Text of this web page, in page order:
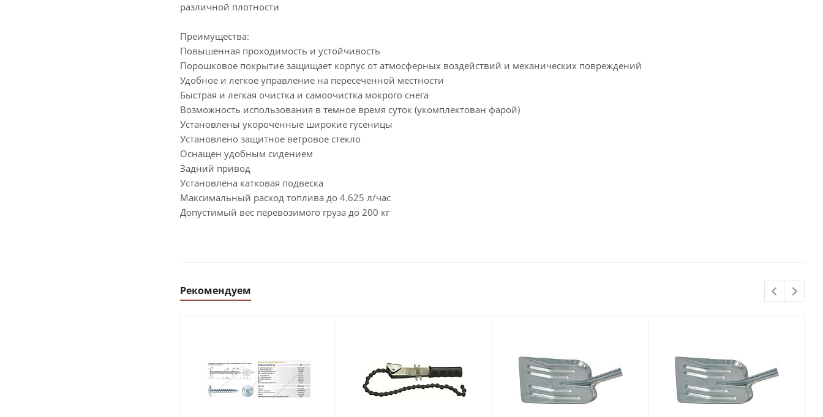
различной плотности
Преимущества:
Повышенная проходимость и устойчивость
Порошковое покрытие защищает корпус от атмосферных воздействий и механических повреждений
Удобное и легкое управление на пересеченной местности
Быстрая и легкая очистка и самоочистка мокрого снега
Возможность использования в темное время суток (укомплектован фарой)
Установлены укороченные широкие гусеницы
Установлено защитное ветровое стекло
Оснащен удобным сидением
Задний привод
Установлена катковая подвеска
Максимальный расход топлива до 4.625 л/час
Допустимый вес перевозимого груза до 200 кг
Рекомендуем